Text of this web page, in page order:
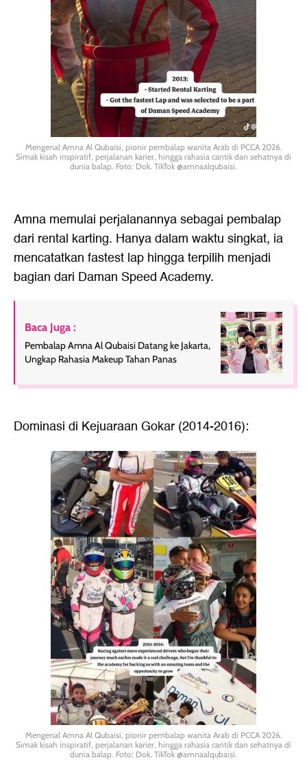
Mengenal Amna Al Qubaisi, pionir pembalap wanita Arab di PCCA 2026.
Simak kisah inspiratif, perjalanan karier, hingga rahasia cantik dan sehatnya di
dunia balap. Foto: Dok. TikTok @amnaalqubaisi.
Amna memulai perjalanannya sebagai pembalap
dari rental karting. Hanya dalam waktu singkat, ia
mencatatkan fastest lap hingga terpilih menjadi
bagian dari Daman Speed Academy.
Baca Juga :
Pembalap Amna Al Qubaisi Datang ke Jakarta,
Ungkap Rahasia Makeup Tahan Panas
Dominasi di Kejuaraan Gokar (2014-2016):
Mengenal Amna Al Qubaisi, pionir pembalap wanita Arab di PCCA 2026.
Simak kisah inspiratif, perjalanan karier, hingga rahasia cantik dan sehatnya di
dunia balap. Foto: Dok. TikTok @amnaalqubaisi.